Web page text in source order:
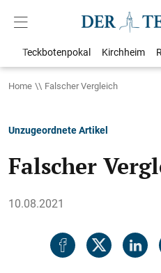
Teckbotenpokal Kirchheim
Home Falscher Vergleich
Unzugeordnete Artikel
Falscher
10.08.2021